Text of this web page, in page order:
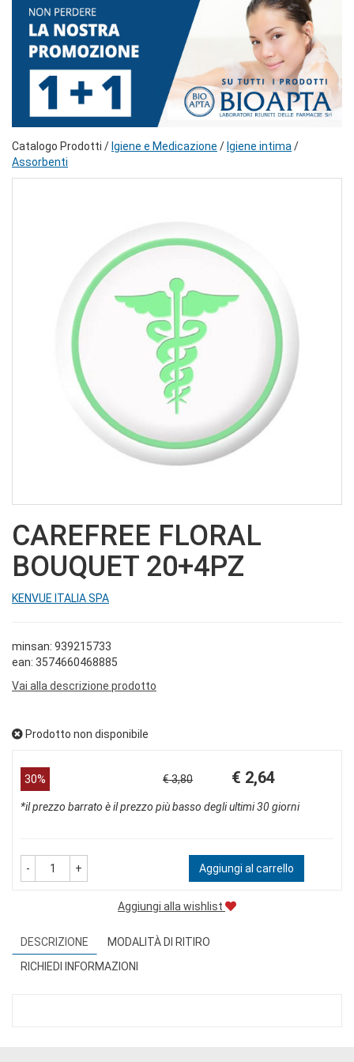
Catalogo Prodotti /Igiene e Medicazione /Igiene intima /
Assorbenti
CAREFREE FLORAL
BOUQUET 20+4PZ
KENVUE ITALIA SPA
minsan: 939215733
ean: 3574660468885
Vai alla descrizione prodotto
Prodotto non disponibile
Sconto
del
30% € 3,80
Prezzo
scontato
€ 2,64
*il prezzo barrato è il prezzo più basso degli ultimi 30 giorni
- + Aggiungi al carrello
Aggiungi alla wishlist
DESCRIZIONE
MODALITÀ DI RITIRO
RICHIEDI INFORMAZIONI